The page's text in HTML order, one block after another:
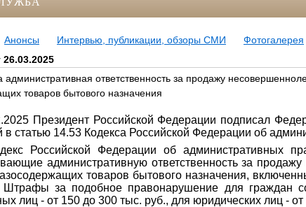
Анонсы Интервью, публикации, обзоры СМИ
Фотогалерея
административная ответственность за продажу
товаров бытового назначения
Президент Российской Федерации подписал
в статью 14.53 Кодекса Российской Федерации об
Российской Федерации об административных
административную ответственность за
товаров бытового назначения,
Штрафы за подобное правонарушение для граждан
лиц - от 150 до 300 тыс. руб., для юридических лиц -